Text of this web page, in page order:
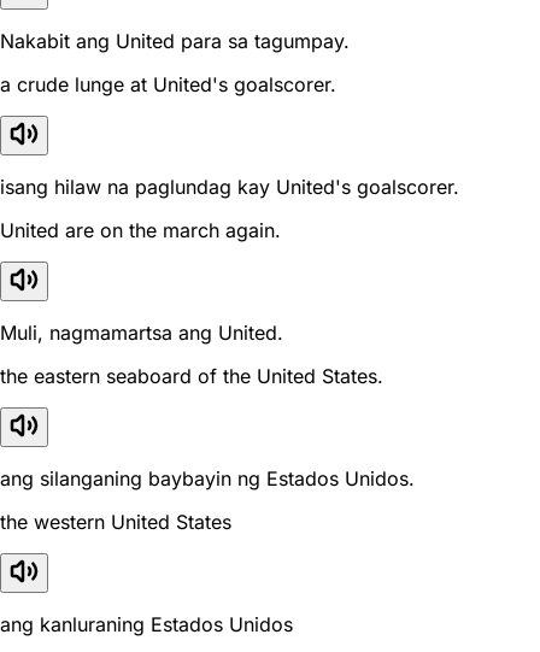
Nakabit ang United para sa tagumpay.
a crude lunge at United's goalscorer.
isang hilaw na paglundag kay United's goalscorer.
United are on the march again.
Muli, nagmamartsa ang United.
the eastern seaboard of the United States.
ang silanganing baybayin ng Estados Unidos.
the western United States
ang kanluraning Estados Unidos